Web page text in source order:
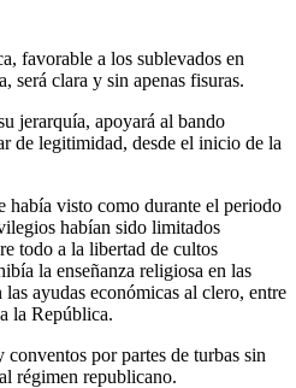
favorable a los sublevados en
será clara y sin apenas fisuras.
jerarquía, apoyará al bando
de legitimidad, desde el inicio de la
había visto como durante el periodo
habían sido limitados
todo a la libertad de cultos
la enseñanza religiosa en las
ayudas económicas al clero, entre
la República.
por partes de turbas sin
régimen republicano.